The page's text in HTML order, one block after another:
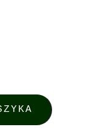
wz. 28